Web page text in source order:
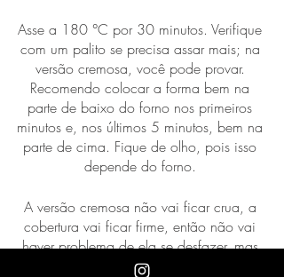
Asse a 180 °C por 30 minutos. Verifique
com um palito se precisa assar mais; na
versão cremosa, você pode provar.
Recomendo colocar a forma bem na
parte de baixo do forno nos primeiros
minutos e, nos últimos 5 minutos, bem na
parte de cima. Fique de olho, pois isso
depende do forno.
A versão cremosa não vai ficar crua, a
cobertura vai ficar firme, então não vai
haver problema de ela se desfazer, mas
sem dúvida é a minha versão favorita!